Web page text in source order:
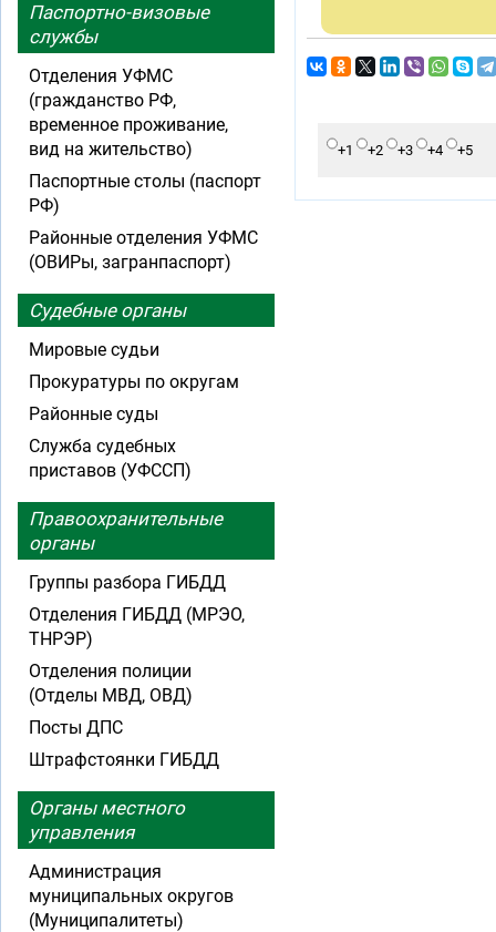
+1 +2 +3 +4 +5
Паспортно-визовые
службы
Отделения УФМС
(гражданство РФ,
временное проживание,
вид на жительство)
Паспортные столы (паспорт
РФ)
Районные отделения УФМС
(ОВИРы, загранпаспорт)
Судебные органы
Мировые судьи
Прокуратуры по округам
Районные суды
Служба судебных
приставов (УФССП)
Правоохранительные
органы
Группы разбора ГИБДД
Отделения ГИБДД (МРЭО,
ТНРЭР)
Отделения полиции
(Отделы МВД, ОВД)
Посты ДПС
Штрафстоянки ГИБДД
Органы местного
управления
Администрация
муниципальных округов
(Муниципалитеты)